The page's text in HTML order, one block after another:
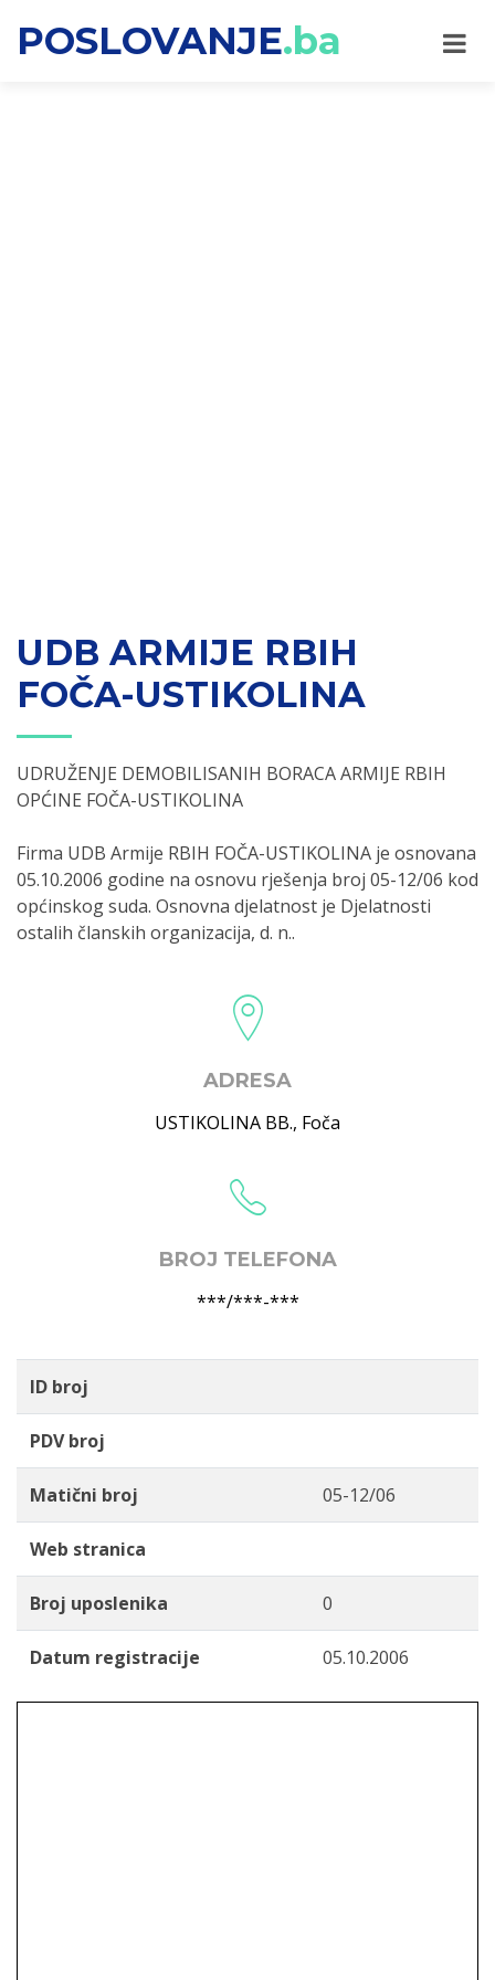
POSLOVANJE.ba
UDB ARMIJE RBIH
FOČA-USTIKOLINA
UDRUŽENJE DEMOBILISANIH BORACA ARMIJE RBIH
OPĆINE FOČA-USTIKOLINA
Firma UDB Armije RBIH FOČA-USTIKOLINA je osnovana
05.10.2006 godine na osnovu rješenja broj 05-12/06 kod
općinskog suda. Osnovna djelatnost je Djelatnosti
ostalih članskih organizacija, d. n..
ADRESA
USTIKOLINA BB., Foča
BROJ TELEFONA
***/***-***
ID broj
PDV broj
Matični broj 05-12/06
Web stranica
Broj uposlenika 0
Datum registracije 05.10.2006